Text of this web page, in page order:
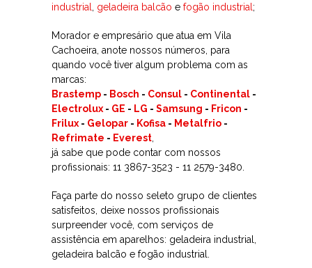
industrial
geladeira balcão e fogão industrial ;
Morador e empresário que atua em Vila
Cachoeira, anote nossos números, para
quando você tiver algum problema com as
marcas:
Brastemp - Bosch - Consul - Continental -
Electrolux - GE - LG - Samsung - Fricon -
Frilux - Gelopar - Kofisa - Metalfrio -
Refrimate - Everest
já sabe que pode contar com nossos
profissionais: 11 3867-3523 - 11 2579-3480.
Faça parte do nosso seleto grupo de clientes
satisfeitos, deixe nossos profissionais
surpreender você, com serviços de
assistência em aparelhos: geladeira industrial,
geladeira balcão e fogão industrial.